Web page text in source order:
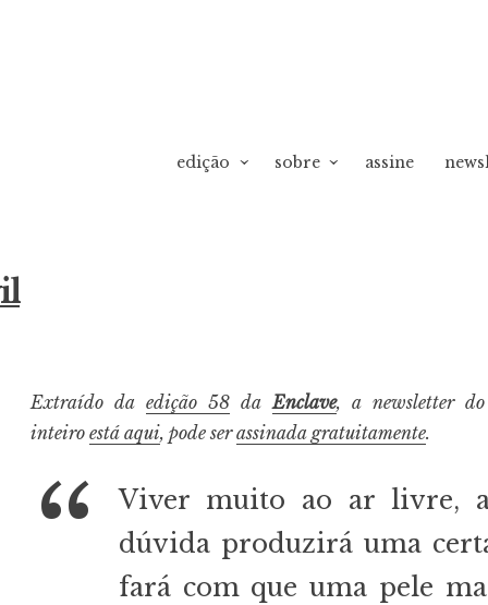
edição sobre assine
Extraído daedição 58 daEnclave, a newsletter
inteiroestá aqui, pode serassinada gratuitamente.
Viver muito ao ar livre,
dúvida produzirá uma
fará com que uma pele